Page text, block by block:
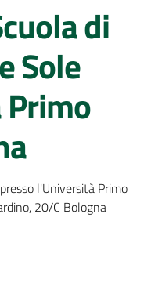
di
Sole
l'Università Primo
20/C Bologna